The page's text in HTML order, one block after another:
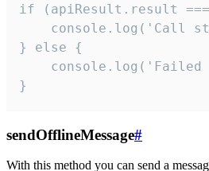
if (apiResult.result
console.log('Call
} else {
console.log('Failed
}
sendOfflineMessage#
With this method you can send a